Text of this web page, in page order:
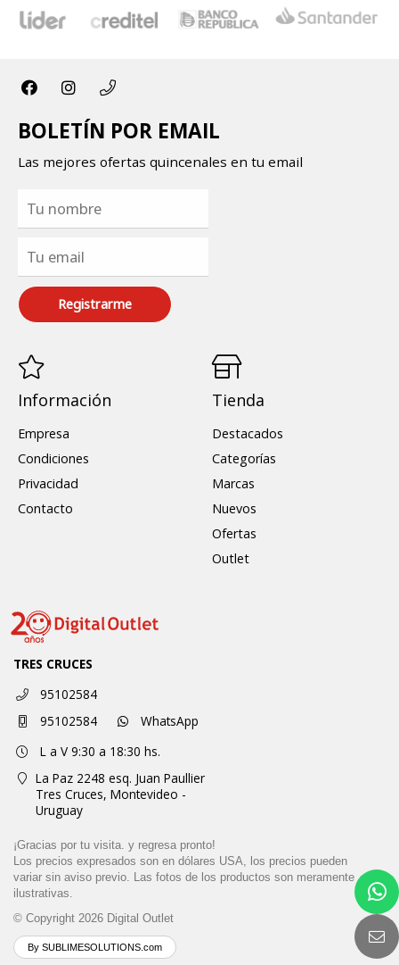
BOLETÍN POR EMAIL
Las mejores ofertas quincenales en tu email
Registrarme
Información
Empresa
Condiciones
Privacidad
Contacto
Tienda
Destacados
Categorías
Marcas
Nuevos
Ofertas
Outlet
TRES CRUCES
95102584
95102584
WhatsApp
L a V 9:30 a 18:30 hs.
La Paz 2248 esq. Juan Paullier
Tres Cruces, Montevideo -
Uruguay
¡Gracias por tu visita. y regresa pronto!
Los precios expresados son en dólares USA, los precios pueden
variar sin aviso previo. Las fotos de los productos son meramente
ilustrativas.
© Copyright 2026 Digital Outlet
By SUBLIMESOLUTIONS.com